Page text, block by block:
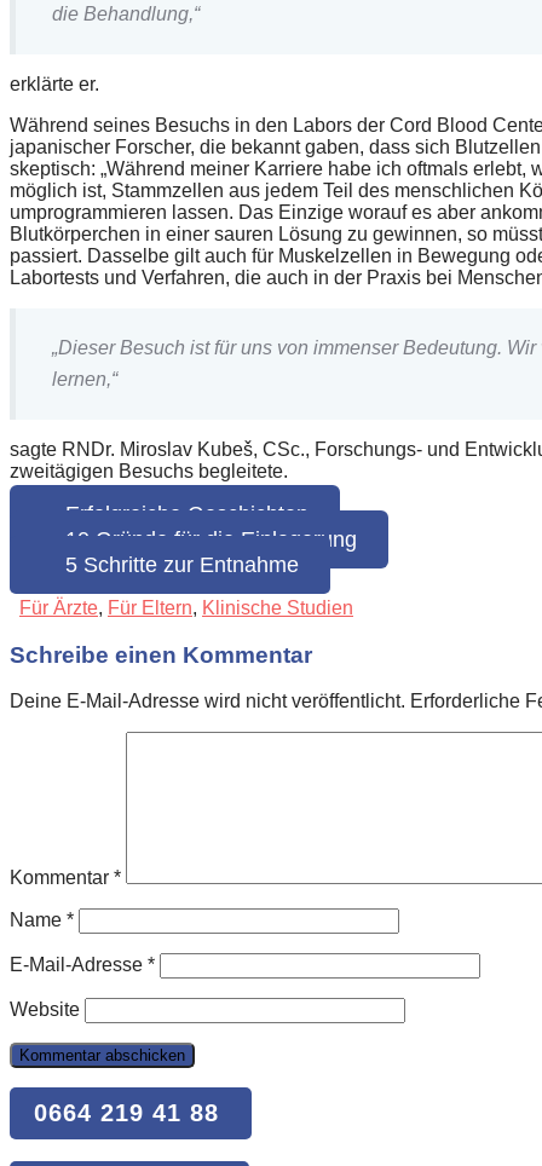
die Behandlung,“
erklärte er.
Während seines Besuchs in den Labors der Cord Blood
japanischer Forscher, die bekannt gaben, dass sich
skeptisch: „Während meiner Karriere habe ich oftmals
möglich ist, Stammzellen aus jedem Teil des menschlichen
umprogrammieren lassen. Das Einzige worauf es aber
Blutkörperchen in einer sauren Lösung zu gewinnen, so
passiert. Dasselbe gilt auch für Muskelzellen in Bewegung
Labortests und Verfahren, die auch in der Praxis bei
„Dieser Besuch ist für uns von immenser Bedeutung.
lernen,“
sagte RNDr. Miroslav Kubeš, CSc., Forschungs- und
zweitägigen Besuchs begleitete.
Erfolgreiche Geschichten
10 Gründe für die Einlagerung
5 Schritte zur Entnahme
Für Ärzte, Für Eltern, Klinische Studien
Schreibe einen Kommentar
Deine E-Mail-Adresse wird nicht veröffentlicht. Erforderliche
Kommentar *
Name *
E-Mail-Adresse *
Website
0664 219 41 88